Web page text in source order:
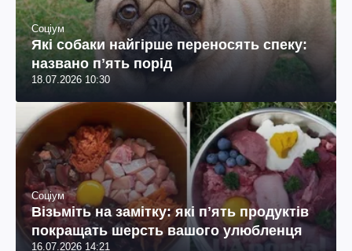
Соціум
Які собаки найгірше переносять спеку:
названо пʼять порід
18.07.2026 10:30
Соціум
Візьміть на замітку: які пʼять продуктів
покращать шерсть вашого улюбленця
16.07.2026 14:21